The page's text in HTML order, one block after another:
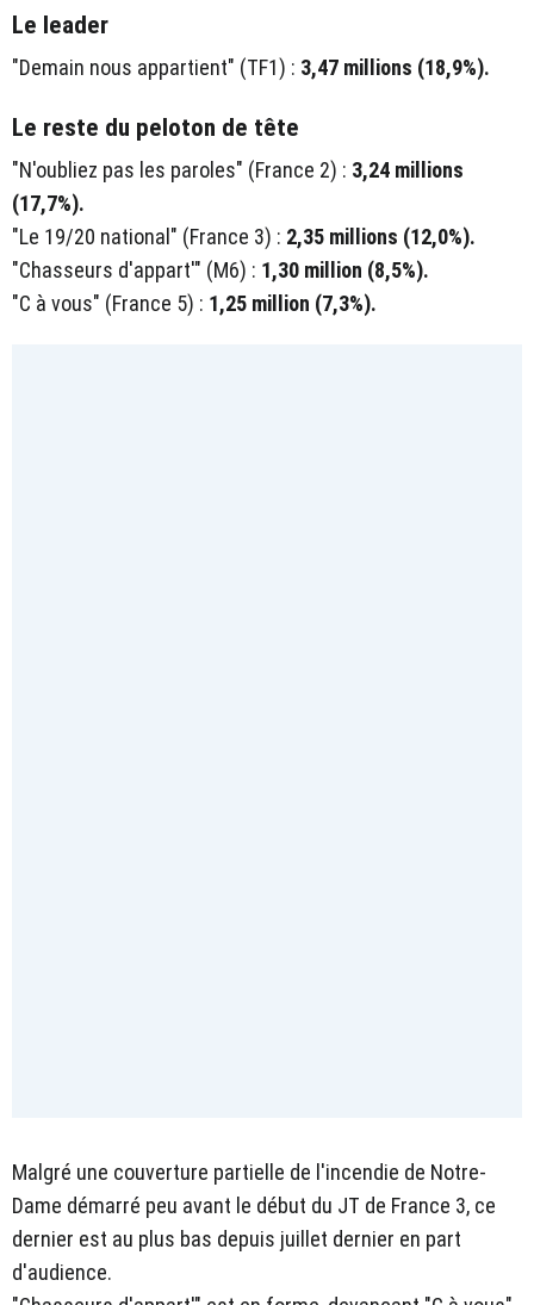
Le leader
"Demain nous appartient" (TF1) : 3,47 millions (18,9%).
Le reste du peloton de tête
"N'oubliez pas les paroles" (France 2) : 3,24 millions
(17,7%).
"Le 19/20 national" (France 3) : 2,35 millions (12,0%).
"Chasseurs d'appart'" (M6) : 1,30 million (8,5%).
"C à vous" (France 5) : 1,25 million (7,3%).
Malgré une couverture partielle de l'incendie de Notre-
Dame démarré peu avant le début du JT de France 3, ce
dernier est au plus bas depuis juillet dernier en part
d'audience.